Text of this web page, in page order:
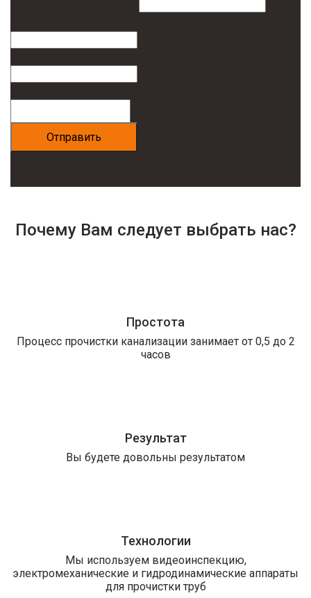
Почему Вам следует выбрать нас?
Простота
Процесс прочистки канализации занимает от 0,5 до 2
часов
Результат
Вы будете довольны результатом
Технологии
Мы используем видеоинспекцию,
электромеханические и гидродинамические аппараты
для прочистки труб